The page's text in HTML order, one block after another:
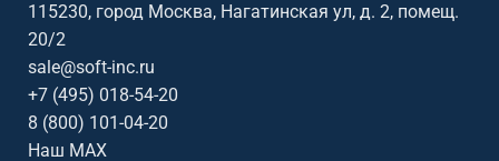
115230, город Москва, Нагатинская ул, д. 2, помещ.
20/2
sale@soft-inc.ru
+7 (495) 018-54-20
8 (800) 101-04-20
Наш MAX